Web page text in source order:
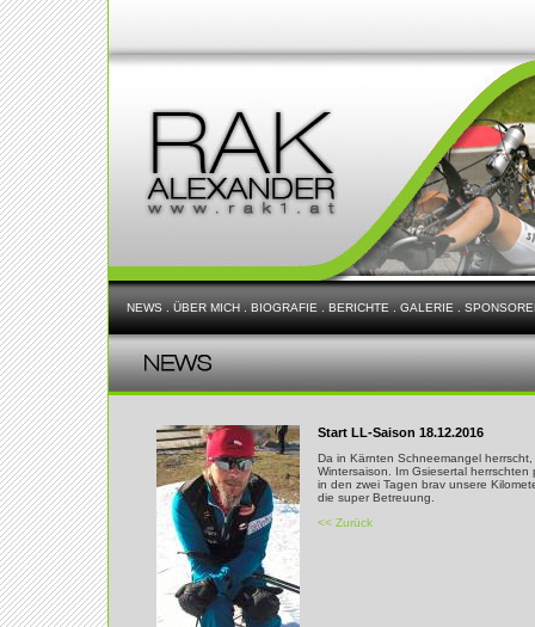
NEWS ÜBER MICH BIOGRAFIE BERICHTE GALERIE
Start LL-Saison 18.12.2016
Da in Kärnten Schneemangel
Wintersaison. Im Gsiesertal
in den zwei Tagen brav unsere
die super Betreuung.
<< Zurück